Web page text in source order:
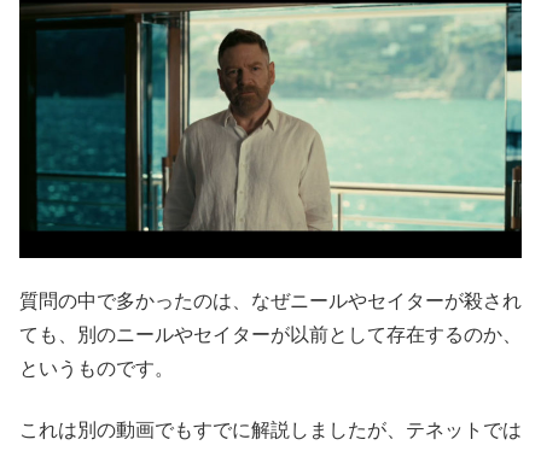
質問の中で多かったのは、なぜニールやセイターが殺され
ても、別のニールやセイターが以前として存在するのか、
というものです。
これは別の動画でもすでに解説しましたが、テネットでは